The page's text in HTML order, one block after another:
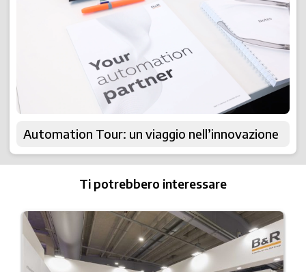
Automation Tour: un viaggio nell’innovazione
Ti potrebbero interessare